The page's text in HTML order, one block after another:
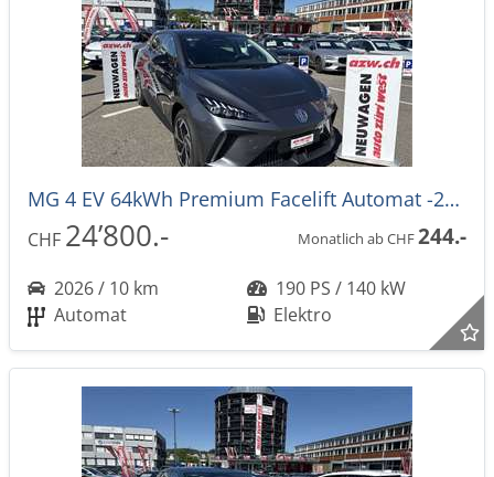
MG 4 EV 64kWh Premium Facelift Automat -27%
CHF 24’800.- Monatlich ab CHF244.-
2026 / 10 km
190 PS / 140 kW
Automat
Elektro